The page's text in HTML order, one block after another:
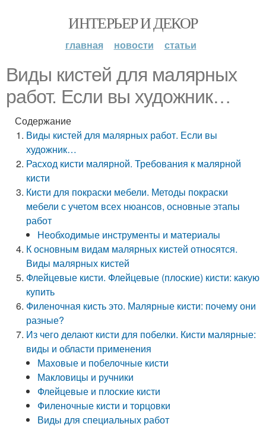
ИНТЕРЬЕР И ДЕКОР
главная новости статьи
Виды кистей для малярных
работ. Если вы художник…
Содержание
Виды кистей для малярных работ. Если вы
художник…
Расход кисти малярной. Требования к малярной
кисти
Кисти для покраски мебели. Методы покраски
мебели с учетом всех нюансов, основные этапы
работ
Необходимые инструменты и материалы
К основным видам малярных кистей относятся.
Виды малярных кистей
Флейцевые кисти. Флейцевые (плоские) кисти: какую
купить
Филеночная кисть это. Малярные кисти: почему они
разные?
Из чего делают кисти для побелки. Кисти малярные:
виды и области применения
Маховые и побелочные кисти
Макловицы и ручники
Флейцевые и плоские кисти
Филеночные кисти и торцовки
Виды для специальных работ